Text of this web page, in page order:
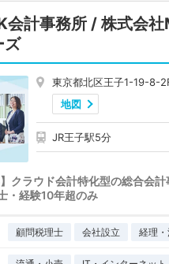
会計事務所 / 株式会
ズ
東京都北区王子1-19-8-
地図
JR王子駅5分
】クラウド会計特化型の総合会
・経験10年超のみ
顧問税理士 会社設立 経理